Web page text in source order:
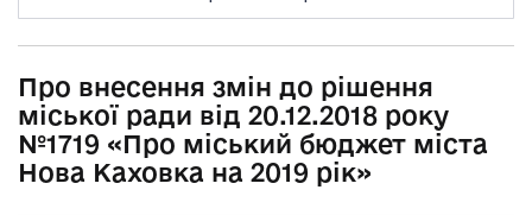
Про внесення змін до рішення
міської ради від 20.12.2018 року
№1719 «Про міський бюджет міста
Нова Каховка на 2019 рік»